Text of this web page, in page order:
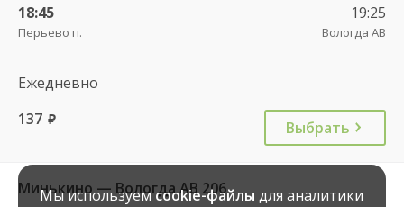
18:45
Перьево п.
19:25
Вологда АВ
Ежедневно
137 руб. Выбрать
Минькино — Вологда АВ 206
Мы используемcookie-файлы для аналитики